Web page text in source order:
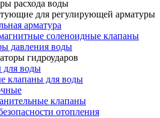
расхода воды
для регулирующей арматуры
арматура
соленоидные клапаны
давления воды
гидроударов
для воды
клапаны для воды
клапаны
отопления